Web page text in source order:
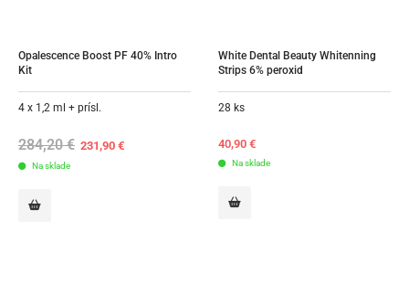
Opalescence Boost PF 40% Intro
Kit
4 x 1,2 ml + prísl.
284,20€ Original
price
231,90€Current
Na sklade
White Dental Beauty Whitenning
Strips 6% peroxid
28 ks
40,90 €
Na sklade